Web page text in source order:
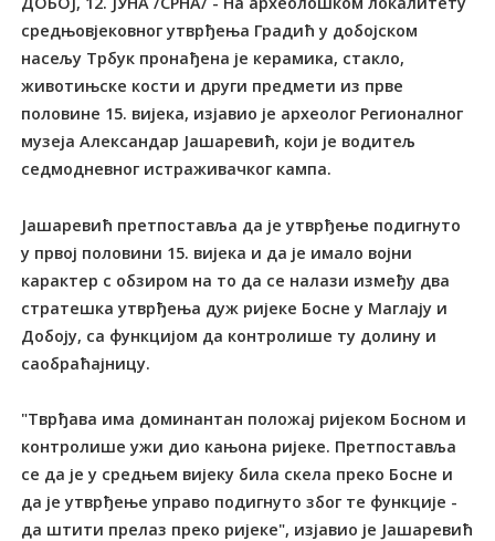
средњовјековног утврђења Градић у добојском
насељу Трбук пронађена је керамика, стакло,
животињске кости и други предмети из прве
половине 15. вијека, изјавио је археолог Регионалног
музеја Александар Јашаревић, који је водитељ
седмодневног истраживачког кампа.
Јашаревић претпоставља да је утврђење подигнуто
у првој половини 15. вијека и да је имало војни
карактер с обзиром на то да се налази између два
стратешка утврђења дуж ријеке Босне у Маглају и
Добоју, са функцијом да контролише ту долину и
саобраћајницу.
"Тврђава има доминантан положај ријеком Босном и
контролише ужи дио кањона ријеке. Претпоставља
се да је у средњем вијеку била скела преко Босне и
да је утврђење управо подигнуто због те функције -
да штити прелаз преко ријеке", изјавио је Јашаревић